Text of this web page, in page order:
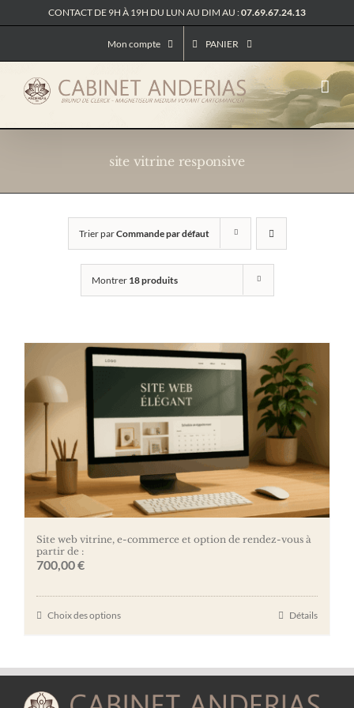
au
CONTACT DE 9H À 19H DU LUN AU DIM AU :07.69.67.24.13
Mon compte PANIER
site vitrine responsive
Trier parCommande par défaut
Montrer 18 produits
Site web vitrine, e-commerce et option de rendez-vous à
partir de :
700,00€
Choix des options Détails